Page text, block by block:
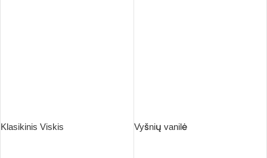
Klasikinis Viskis Vyšnių vanilė